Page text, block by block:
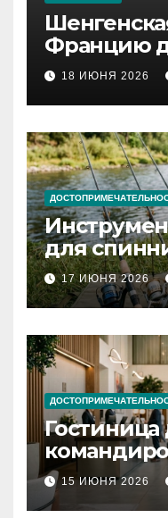
Францию
2026 году:
и список
18 ИЮНЯ 2026
для
рыбалки:
типы
17 ИЮНЯ 2026
Гостиница
критерии
15 ИЮНЯ 2026